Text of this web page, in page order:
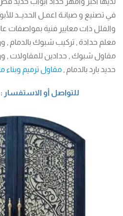
في تصنيع و صيانـة اعمـل الحديــد
والفلل ذات معايير فنية بمواصفات
معلم حدادة , تركيب شبوك بالدمام ,
مقاول شبوك , حدادين للمقاولات ,
حديد بارد بالدمام , مقاول ترميم وبناء
للتواصل أو الاستفسار :